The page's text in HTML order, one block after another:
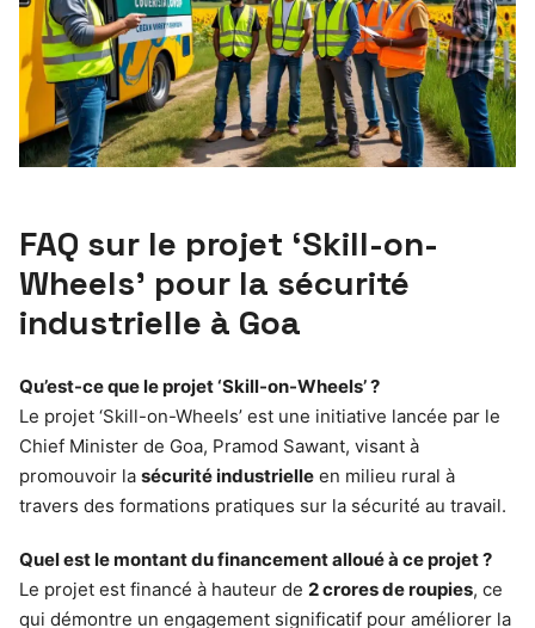
FAQ sur le projet ‘Skill-on-
Wheels’ pour la sécurité
industrielle à Goa
Qu’est-ce que le projet ‘Skill-on-Wheels’ ?
Le projet ‘Skill-on-Wheels’ est une initiative lancée par le
Chief Minister de Goa, Pramod Sawant, visant à
promouvoir la sécurité industrielle en milieu rural à
travers des formations pratiques sur la sécurité au travail.
Quel est le montant du financement alloué à ce projet ?
Le projet est financé à hauteur de 2 crores de roupies, ce
qui démontre un engagement significatif pour améliorer la